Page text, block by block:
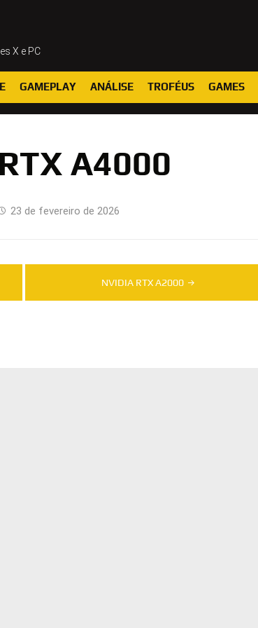
X e PC
GAMEPLAY ANÁLISE TROFÉUS GAMES
A4000
23 de fevereiro de 2026
NVIDIA RTX A2000